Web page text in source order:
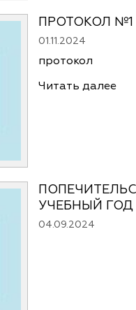
ПРОТОКОЛ №1
01.11.2024
протокол
Читать далее
УЧЕБНЫЙ ГОД
04.09.2024